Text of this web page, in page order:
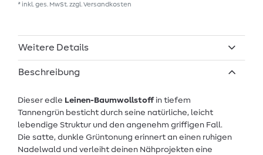
* inkl. ges. MwSt. zzgl. Versandkosten
Weitere Details
Beschreibung
Dieser edle Leinen-Baumwollstoffin tiefem
Tannengrün besticht durch seine natürliche, leicht
lebendige Struktur und den angenehm griffigen Fall.
Die satte, dunkle Grüntonung erinnert an einen ruhigen
Nadelwald und verleiht deinen Nähprojekten eine